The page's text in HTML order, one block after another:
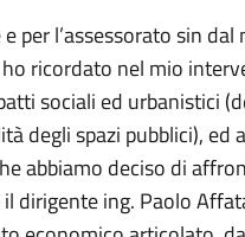
per l’assessorato sin
ricordato nel mio
sociali ed urbanistici
degli spazi pubblici), ed
abbiamo deciso di
dirigente ing. Paolo